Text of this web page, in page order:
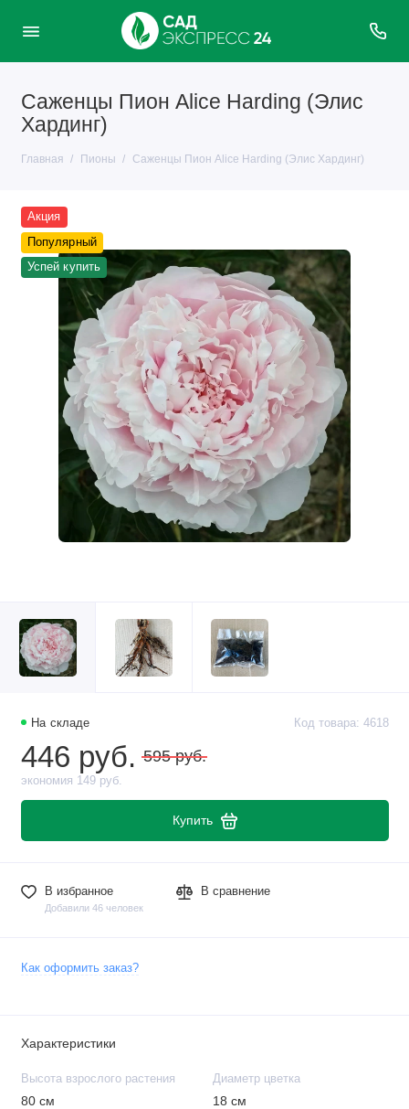
Саженцы Пион Alice Harding (Элис
Хардинг)
Главная Пионы Саженцы Пион Alice Harding (Элис Хардинг)
Акция
Популярный
Успей купить
На складе Код товара: 4618
446 руб. 595 руб.
экономия 149 руб.
Купить
В избранное
Добавили 46 человек
В сравнение
Как оформить заказ?
Характеристики
Высота взрослого растения
80 см
Диаметр цветка
18 см